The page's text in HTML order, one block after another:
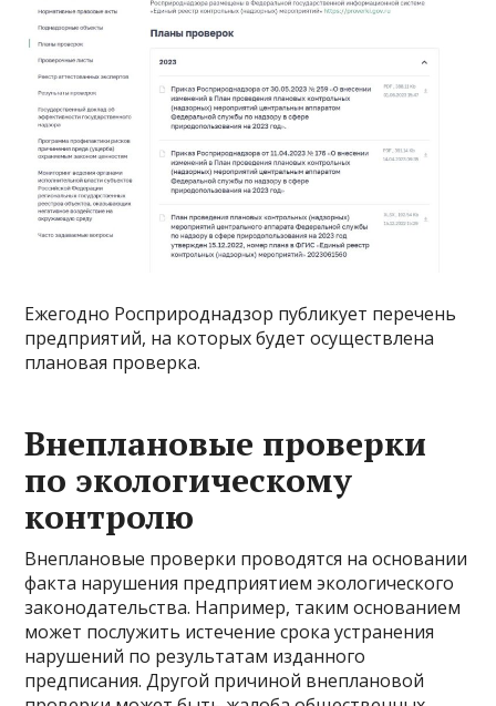
Ежегодно Росприроднадзор публикует перечень
предприятий, на которых будет осуществлена
плановая проверка.
Внеплановые проверки
по экологическому
контролю
Внеплановые проверки проводятся на основании
факта нарушения предприятием экологического
законодательства. Например, таким основанием
может послужить истечение срока устранения
нарушений по результатам изданного
предписания. Другой причиной внеплановой